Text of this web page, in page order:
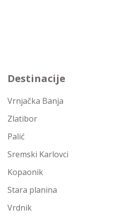
Destinacije
Vrnjačka Banja
Zlatibor
Palić
Sremski Karlovci
Kopaonik
Stara planina
Vrdnik